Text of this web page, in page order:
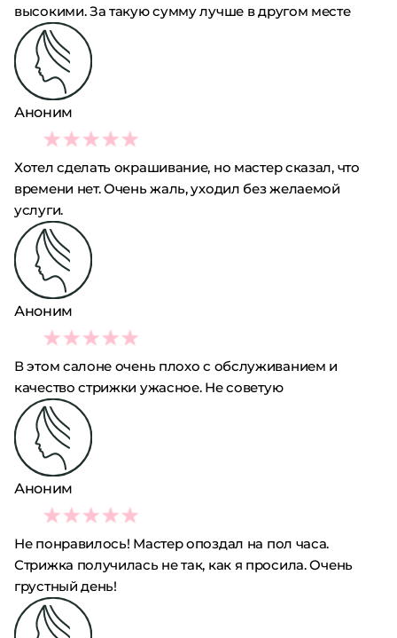
высокими. За такую сумму лучше в другом месте
Аноним
1
Хотел сделать окрашивание, но мастер сказал, что
времени нет. Очень жаль, уходил без желаемой
услуги.
Аноним
1
В этом салоне очень плохо с обслуживанием и
качество стрижки ужасное. Не советую
Аноним
1
Не понравилось! Мастер опоздал на пол часа.
Стрижка получилась не так, как я просила. Очень
грустный день!